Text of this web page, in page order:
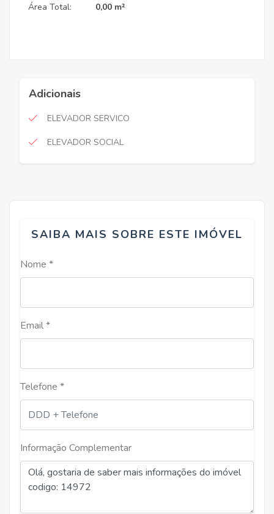
Área Total: 0,00 m²
Adicionais
ELEVADOR SERVICO
ELEVADOR SOCIAL
SAIBA MAIS SOBRE ESTE IMÓVEL
Nome *
Email *
Telefone *
Informação Complementar